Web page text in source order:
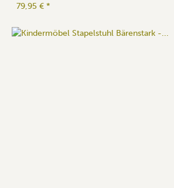
79,95 € *